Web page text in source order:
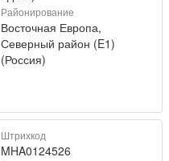
Районирование
Восточная Европа,
Северный район (E1)
(Россия)
Штрихкод
MHA0124526